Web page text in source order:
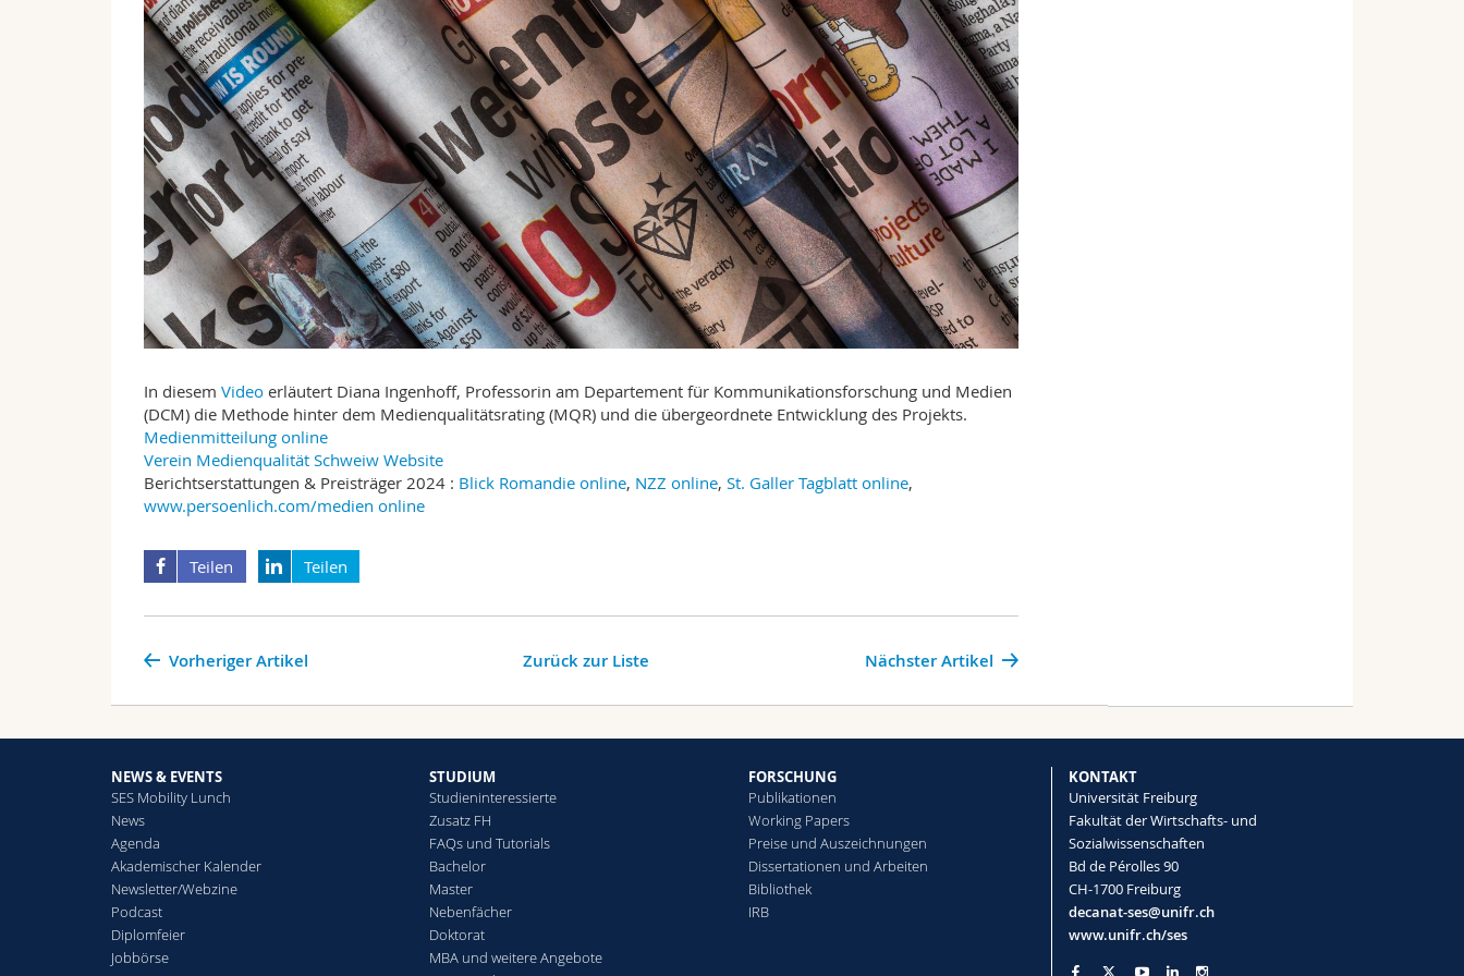
In diesem Video erläutert Diana Ingenhoff, Professorin am Departement für Kommunikationsforschung und Medien
(DCM) die Methode hinter dem Medienqualitätsrating (MQR) und die übergeordnete Entwicklung des Projekts.
Medienmitteilung online
Verein Medienqualität Schweiw Website
Berichtserstattungen & Preisträger 2024 : Blick Romandie online, NZZ online, St. Galler Tagblatt online,
www.persoenlich.com/medien online
Teilen Teilen
Nächster Artikel
Vorheriger Artikel Zurück zur Liste
NEWS & EVENTS
SES Mobility Lunch
News
Agenda
Akademischer Kalender
Newsletter/Webzine
Podcast
Diplomfeier
Jobbörse
STUDIUM
Studieninteressierte
Zusatz FH
FAQs und Tutorials
Bachelor
Master
Nebenfächer
Doktorat
MBA und weitere Angebote
FORSCHUNG
Publikationen
Working Papers
Preise und Auszeichnungen
Dissertationen und Arbeiten
Bibliothek
IRB
KONTAKT
Universität Freiburg
Fakultät der Wirtschafts- und
Sozialwissenschaften
Bd de Pérolles 90
CH-1700 Freiburg
decanat-ses@unifr.ch
www.unifr.ch/ses